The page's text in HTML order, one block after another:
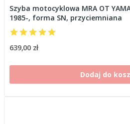
Szyba motocyklowa MRA OT
1985-, forma SN, przyciemniana
639,00 zł
Dodaj do